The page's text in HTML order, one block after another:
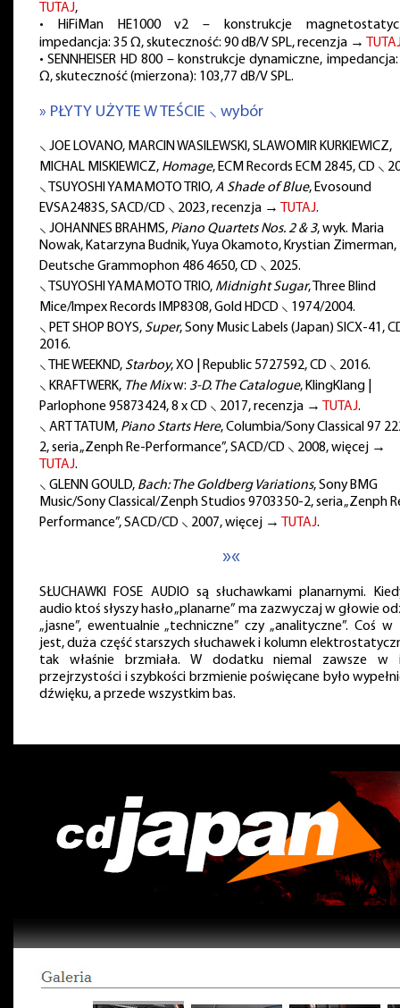
TUTAJ,
• HiFiMan HE1000 v2 – konstrukcje
impedancja: 35 Ω, skuteczność: 90 dB/V SPL, recenzja →
• SENNHEISER HD 800 – konstrukcje dynamiczne,
Ω, skuteczność (mierzona): 103,77 dB/V SPL.
» PŁYTY UŻYTE W TEŚCIE ⸜ wybór
⸜ JOE LOVANO, MARCIN WASILEWSKI, SLAWOMIR KURKIEWICZ,
MICHAL MISKIEWICZ, Homage, ECM Records ECM 2845, CD ⸜
⸜ TSUYOSHI YAMAMOTO TRIO,A Shade of Blue, Evosound
EVSA2483S, SACD/CD ⸜ 2023, recenzja → TUTAJ.
⸜ JOHANNES BRAHMS, Piano Quartets Nos. 2 & 3, wyk. Maria
Nowak, Katarzyna Budnik, Yuya Okamoto, Krystian Zimerman,
Deutsche Grammophon 486 4650, CD ⸜ 2025.
⸜ TSUYOSHI YAMAMOTO TRIO, Midnight Sugar, Three Blind
Mice/Impex Records IMP8308, Gold HDCD ⸜ 1974/2004.
⸜ PET SHOP BOYS, Super, Sony Music Labels (Japan) SICX-41,
2016.
⸜ THE WEEKND, Starboy, XO | Republic 5727592, CD ⸜ 2016.
⸜ KRAFTWERK, The Mixw: 3-D. The Catalogue, KlingKlang |
Parlophone 95873424, 8 x CD ⸜ 2017, recenzja → TUTAJ.
⸜ ART TATUM, Piano Starts Here, Columbia/Sony Classical 97
2, seria „Zenph Re-Performance”, SACD/CD ⸜ 2008, więcej →
TUTAJ.
⸜ GLENN GOULD, Bach: The Goldberg Variations, Sony BMG
Music/Sony Classical/Zenph Studios 9703350-2, seria „Zenph
Performance”, SACD/CD ⸜ 2007, więcej → TUTAJ.
»«
SŁUCHAWKI FOSE AUDIO są słuchawkami planarnymi.
audio ktoś słyszy hasło „planarne” ma zazwyczaj w głowie
„jasne”, ewentualnie „techniczne” czy „analityczne”. Coś
jest, duża część starszych słuchawek i kolumn
tak właśnie brzmiała. W dodatku niemal zawsze w
przejrzystości i szybkości brzmienie poświęcane było
dźwięku, a przede wszystkim bas.